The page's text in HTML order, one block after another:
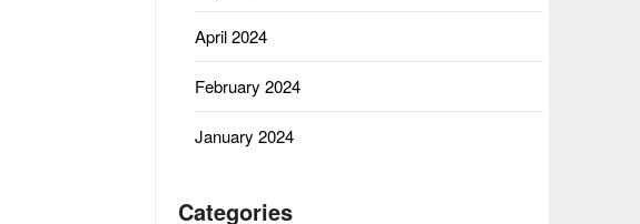
April 2024
February 2024
January 2024
Categories